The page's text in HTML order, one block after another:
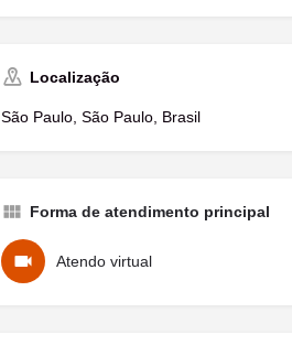
Localização
São Paulo, São Paulo, Brasil
Forma de atendimento principal
Atendo virtual